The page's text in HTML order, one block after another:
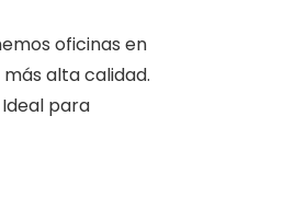
oficinas en
alta calidad.
para